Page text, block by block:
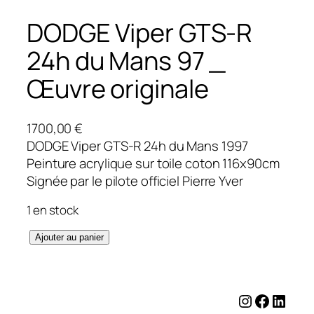
DODGE Viper GTS-R
24h du Mans 97 _
Œuvre originale
1700,00€
DODGE Viper GTS-R 24h du Mans 1997
Peinture acrylique sur toile coton 116x90cm
Signée par le pilote officiel Pierre Yver
1 en stock
q Ajouter au panier
Instagram